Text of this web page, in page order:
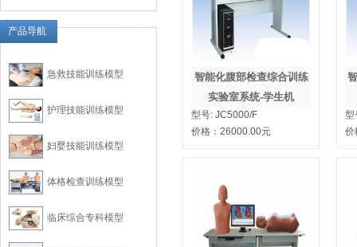
产品导航
急救技能训练模型
护理技能训练模型
妇婴技能训练模型
体格检查训练模型
临床综合专科模型
智能化腹部检查综合训练
实验室系统-学生机
型号:JC5000/F
价格：26000.00元
价